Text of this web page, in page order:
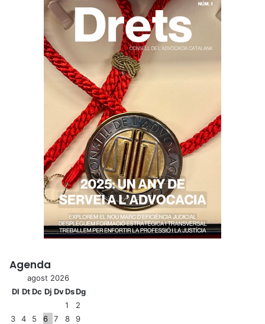
Agenda
agost 2026
Dl DtDc Dj DvDsDg
1
2
3
4 5 6 7 8
9